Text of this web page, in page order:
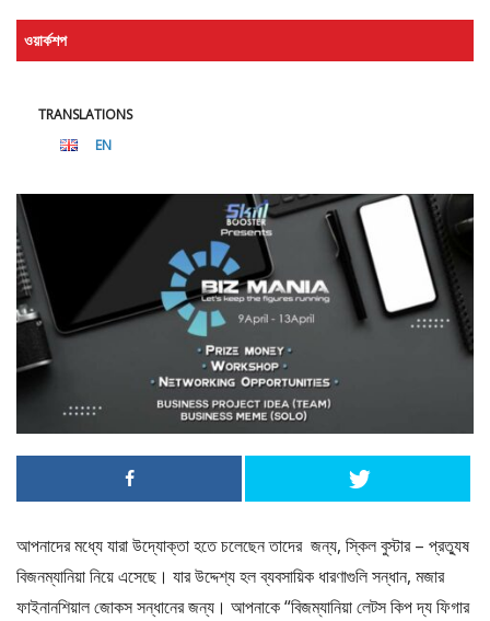
ওয়ার্কশপ
TRANSLATIONS
EN
আপনাদের মধ্যে যারা উদ্যোক্তা হতে চলেছেন তাদের জন্য, স্কিল বুস্টার – প্রত্যুষ
বিজনম্যানিয়া নিয়ে এসেছে। যার উদ্দেশ্য হল ব্যবসায়িক ধারণাগুলি সন্ধান, মজার
ফাইনানশিয়াল জোকস সন্ধানের জন্য। আপনাকে “বিজম্যানিয়া লেটস কিপ দ্য ফিগার